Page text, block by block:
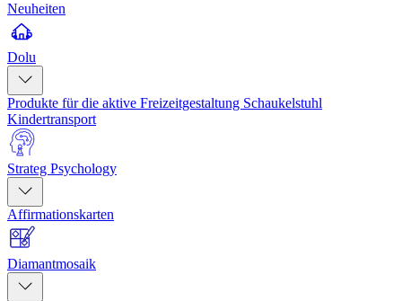
Neuheiten
Dolu
Produkte für die aktive Freizeitgestaltung Schaukelstuhl
Kindertransport
Strateg Psychology
Affirmationskarten
Diamantmosaik